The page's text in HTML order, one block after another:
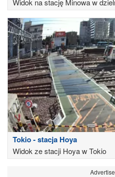
Widok na stację Minowa w
Tokio - stacja Hoya
Widok ze stacji Hoya w Tokio